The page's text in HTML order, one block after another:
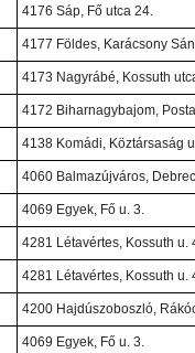
4176 Sáp, Fő utca 24.
4177 Földes, Karácsony
4173 Nagyrábé, Kossuth
4172 Biharnagybajom,
4138 Komádi, Köztársaság
4060 Balmazújváros,
4069 Egyek, Fő u. 3.
4281 Létavértes, Kossuth u.
4281 Létavértes, Kossuth u.
4200 Hajdúszoboszló,
4069 Egyek, Fő u. 3.